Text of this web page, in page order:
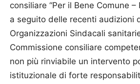
consiliare “Per il Bene Comune –
a seguito delle recenti audizioni
Organizzazioni Sindacali
Commissione consiliare
non più rinviabile un intervento
istituzionale di forte